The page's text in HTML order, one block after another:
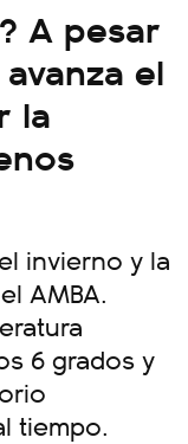
A pesar
el
la
invierno y la
AMBA.
6 grados y
tiempo.